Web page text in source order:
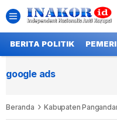
BERITA POLITIK
google ads
Beranda Kabupaten